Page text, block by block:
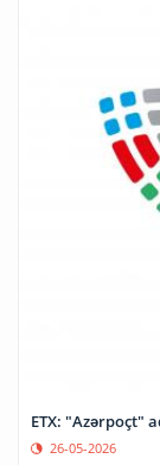
ETX: "Azərpoçt"
26-05-2026